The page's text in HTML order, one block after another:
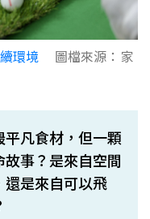
環境 圖檔來源： 家
凡食材，但一顆
事？是來自空間
還是來自可以飛